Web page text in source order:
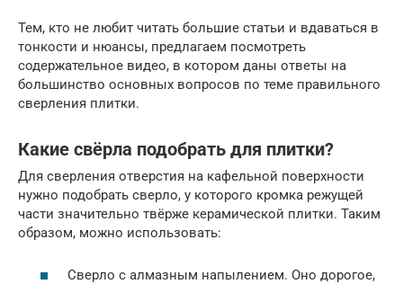
Тем, кто не любит читать большие статьи и вдаваться в
тонкости и нюансы, предлагаем посмотреть
содержательное видео, в котором даны ответы на
большинство основных вопросов по теме правильного
сверления плитки.
Какие свёрла подобрать для плитки?
Для сверления отверстия на кафельной поверхности
нужно подобрать сверло, у которого кромка режущей
части значительно твёрже керамической плитки. Таким
образом, можно использовать:
Сверло с алмазным напылением. Оно дорогое,